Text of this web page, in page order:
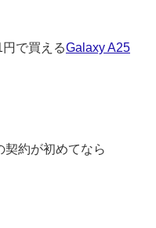
で買えるGalaxy A25
契約が初めてなら